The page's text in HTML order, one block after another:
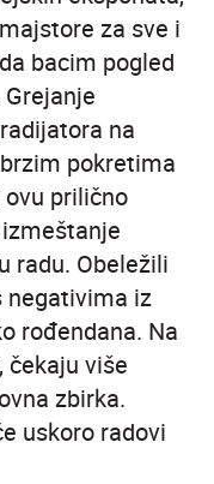
za sve i
bacim pogled
na
pokretima
prilično
radu. Obeležili
negativima iz
rođendana. Na
čekaju više
zbirka.
uskoro radovi